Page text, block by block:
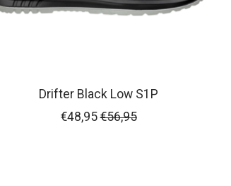
Drifter Black Low S1P
€48,95 €56,95